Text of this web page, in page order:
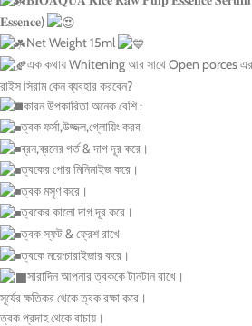
𝐄𝐬𝐬𝐞𝐧𝐜𝐞)
Net Weight15ml
এক কথায় Whitening আর সাথে Open porces এর
রাইস সিরাম কেন ব্যবহার করবেন?
কারন উপকারিতা অনেক বেশি :
ত্বক ফর্সা,উজ্জল,গ্লোয়িং করব
ব্রন,ব্রনের গর্ত & দাগ দূর করে।
ত্বকের পোর মিনিমাইজ করে।
ত্বক মসৃণ করে।
ত্বকের কালো দাগ দূর করে।
ত্বক স্ফট & ফ্রেশ রাখে
ত্বকে ময়েশ্চারাইজার করে।
সারাদিন আপনার ত্বককে টানটান রাখে।
সূর্যের ক্ষতিকর থেকে ত্বক রক্ষা করে।
ত্বক প্রদাহ থেকে বাচায়।